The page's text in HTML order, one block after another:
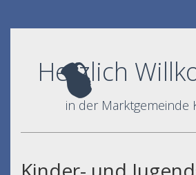
Herzlich
in der Marktgemeinde